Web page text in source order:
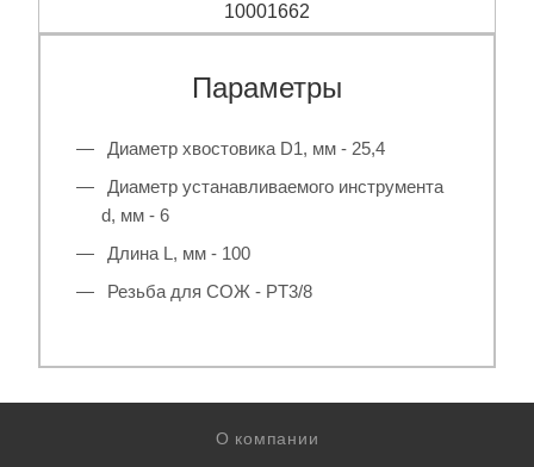
10001662
Параметры
Диаметр хвостовика D1, мм - 25,4
Диаметр устанавливаемого инструмента
d, мм - 6
Длина L, мм - 100
Резьба для СОЖ - PT3/8
О компании